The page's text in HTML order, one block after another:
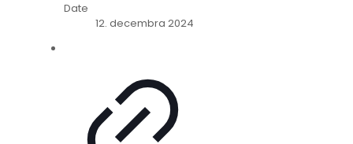
Date
12. decembra 2024